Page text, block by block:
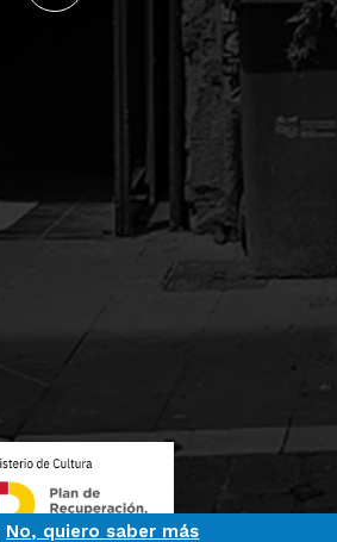
No, quiero saber más